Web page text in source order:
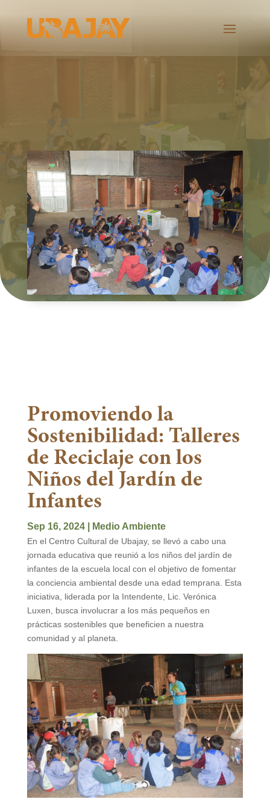
Promoviendo la
Sostenibilidad: Talleres
de Reciclaje con los
Niños del Jardín de
Infantes
Sep 16, 2024| Medio Ambiente
En el Centro Cultural de Ubajay, se llevó a cabo una
jornada educativa que reunió a los niños del jardín de
infantes de la escuela local con el objetivo de fomentar
la conciencia ambiental desde una edad temprana. Esta
iniciativa, liderada por la Intendente, Lic. Verónica
Luxen, busca involucrar a los más pequeños en
prácticas sostenibles que beneficien a nuestra
comunidad y al planeta.